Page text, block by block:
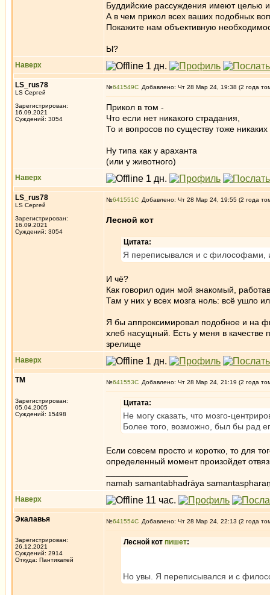
Буддийские рассуждения имеют целью
А в чем прикол всех ваших подобных
Покажите нам объективную
Ы?
Наверх
LS_rus78
LS Сергей
Зарегистрирован:
16.09.2021
Суждений: 3054
№641549 Добавлено: Чт 28 Мар 24, 19:38 (2 года
Прикол в том -
Что если нет никакого страдания,
То и вопросов по существу тоже никаких
Ну типа как у араханта
(или у животного)
Наверх
LS_rus78
LS Сергей
Зарегистрирован:
16.09.2021
Суждений: 3054
№641551 Добавлено: Чт 28 Мар 24, 19:55 (2 года
Лесной кот
Цитата:
Я переписывался и с
И чё?
Как говорил один мой знакомый,
Там у них у всех мозга ноль: всё ушло
Я бы аппроксимировал подобное и на
хлеб насущный. Есть у меня в качестве
зрелище
Наверх
ТМ
Зарегистрирован:
05.04.2005
Суждений: 15498
№641553 Добавлено: Чт 28 Мар 24, 21:19 (2 года
Цитата:
Не могу сказать, что мозго-
Более того, возможно, был бы рад
Если совсем просто и коротко, то для
определенный момент произойдет
namaḥ samantabhadrāya
Наверх
Экалавья
Зарегистрирован:
26.12.2021
Суждений: 2914
Откуда: Пантикапей
№641554 Добавлено: Чт 28 Мар 24, 22:13 (2 года
Лесной кот пишет:
Но увы. Я переписывался и с